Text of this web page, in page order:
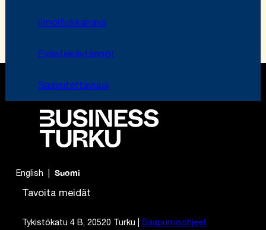
Ilmoituskanava
Evästekäytännöt
Saavutettavuus
English Suomi
Tavoita meidät
Tykistökatu 4 B, 20520 Turku | Saapumisohjeet